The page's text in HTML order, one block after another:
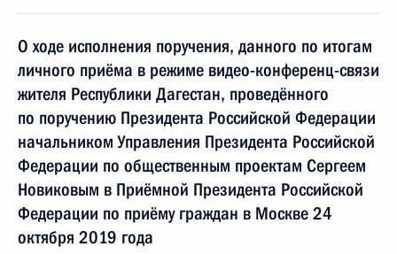
О ходе исполнения поручения, данного по итогам
личного приёма в режиме видео-конференц-связи
жителя Республики Дагестан, проведённого
по поручению Президента Российской Федерации
начальником Управления Президента Российской
Федерации по общественным проектам Сергеем
Новиковым в Приёмной Президента Российской
Федерации по приёму граждан в Москве 24
октября 2019 года